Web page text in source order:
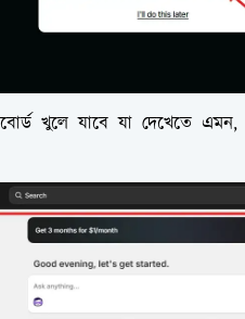
খুলে যাবে যা দেখেতে